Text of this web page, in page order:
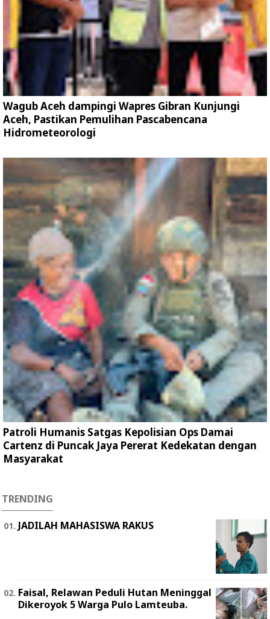
Wagub Aceh dampingi Wapres Gibran Kunjungi
Aceh, Pastikan Pemulihan Pascabencana
Hidrometeorologi
Patroli Humanis Satgas Kepolisian Ops Damai
Cartenz di Puncak Jaya Pererat Kedekatan dengan
Masyarakat
TRENDING
JADILAH MAHASISWA RAKUS
Faisal, Relawan Peduli Hutan Meninggal
Dikeroyok 5 Warga Pulo Lamteuba.